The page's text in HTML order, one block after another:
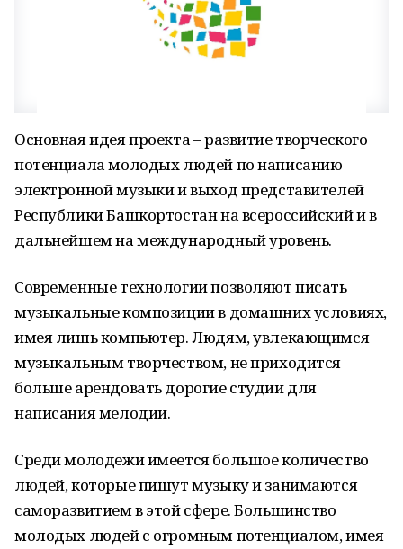
Основная идея проекта – развитие творческого
потенциала молодых людей по написанию
электронной музыки и выход представителей
Республики Башкортостан на всероссийский и в
дальнейшем на международный уровень.
Современные технологии позволяют писать
музыкальные композиции в домашних условиях,
имея лишь компьютер. Людям, увлекающимся
музыкальным творчеством, не приходится
больше арендовать дорогие студии для
написания мелодии.
Среди молодежи имеется большое количество
людей, которые пишут музыку и занимаются
саморазвитием в этой сфере. Большинство
молодых людей с огромным потенциалом, имея